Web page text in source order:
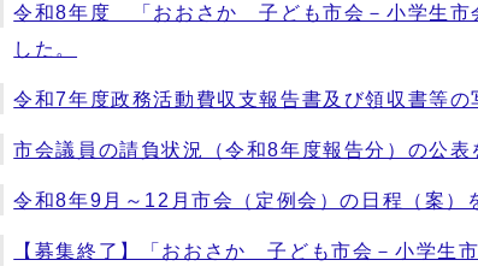
令和8年度 「おおさか 子ども市会－小学生市
した。
令和7年度政務活動費収支報告書及び領収書等の
市会議員の請負状況（令和8年度報告分）の公表
令和8年9月～12月市会（定例会）の日程（案）
【募集終了】「おおさか 子ども市会－小学生